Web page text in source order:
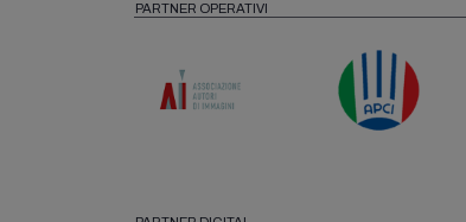
PARTNER OPERATIVI